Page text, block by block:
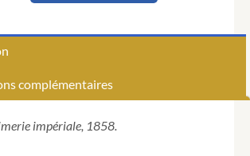
la
tibétaine.
complémentaires
impériale, 1858.